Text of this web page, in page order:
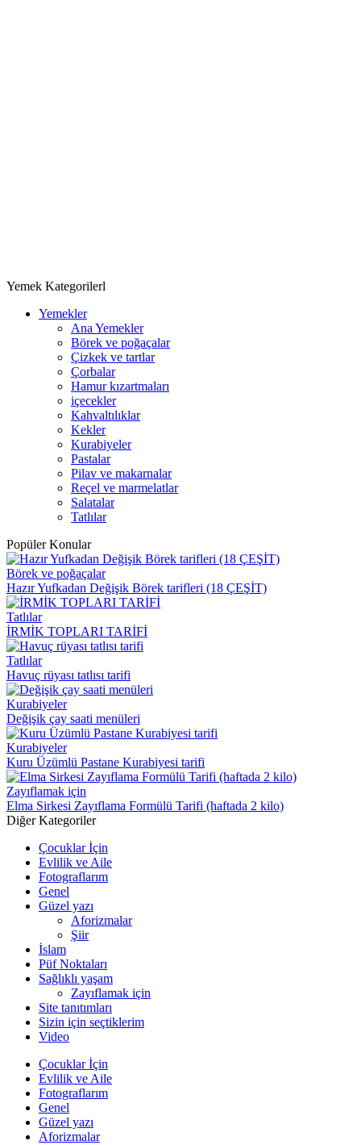
Yemek Kategorilerl
Yemekler
Ana Yemekler
Börek ve poğaçalar
Çizkek ve tartlar
Çorbalar
Hamur kızartmaları
içecekler
Kahvaltılıklar
Kekler
Kurabiyeler
Pastalar
Pilav ve makarnalar
Reçel ve marmelatlar
Salatalar
Tatlılar
Popüler Konular
Börek ve poğaçalar
Hazır Yufkadan Değişik Börek tarifleri (18 ÇEŞİT)
Tatlılar
İRMİK TOPLARI TARİFİ
Tatlılar
Havuç rüyası tatlısı tarifi
Kurabiyeler
Değişik çay saati menüleri
Kurabiyeler
Kuru Üzümlü Pastane Kurabiyesi tarifi
Zayıflamak için
Elma Sirkesi Zayıflama Formülü Tarifi (haftada 2 kilo)
Diğer Kategoriler
Çocuklar İçin
Evlilik ve Aile
Fotograflarım
Genel
Güzel yazı
Aforizmalar
Şiir
İslam
Püf Noktaları
Sağlıklı yaşam
Zayıflamak için
Site tanıtımları
Sizin için seçtiklerim
Video
Çocuklar İçin
Evlilik ve Aile
Fotograflarım
Genel
Güzel yazı
Aforizmalar